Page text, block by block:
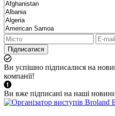
Підписатися
Ви успішно підписалися на
компанії!
Ви вже підписані на наші